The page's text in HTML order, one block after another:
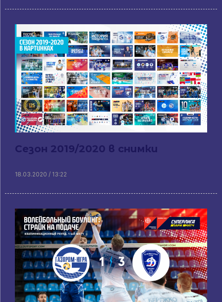
Сезон 2019/2020 в снимки
18.03.2020 / 13:22